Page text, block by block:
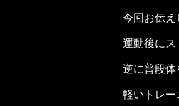
今回お伝え
運動後にス
逆に普段
軽いトレー